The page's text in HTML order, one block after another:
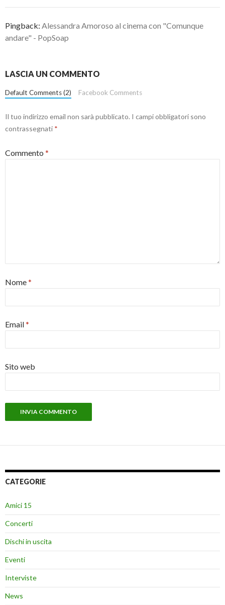
Pingback: Alessandra Amoroso al cinema con "Comunque
andare" - PopSoap
LASCIA UN COMMENTO
Default Comments (2) Facebook Comments
Il tuo indirizzo email non sarà pubblicato. I campi obbligatori sono
contrassegnati *
Commento *
Nome*
Email*
Sito web
CATEGORIE
Amici 15
Concerti
Dischi in uscita
Eventi
Interviste
News